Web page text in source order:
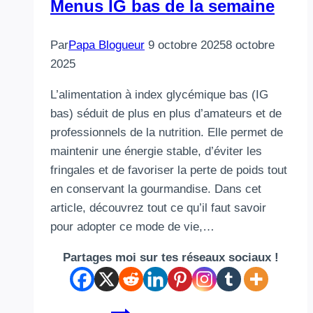
Menus IG bas de la semaine
ParPapa Blogueur 9 octobre 20258 octobre
2025
L’alimentation à index glycémique bas (IG
bas) séduit de plus en plus d’amateurs et de
professionnels de la nutrition. Elle permet de
maintenir une énergie stable, d’éviter les
fringales et de favoriser la perte de poids tout
en conservant la gourmandise. Dans cet
article, découvrez tout ce qu’il faut savoir
pour adopter ce mode de vie,…
Partages moi sur tes réseaux sociaux !